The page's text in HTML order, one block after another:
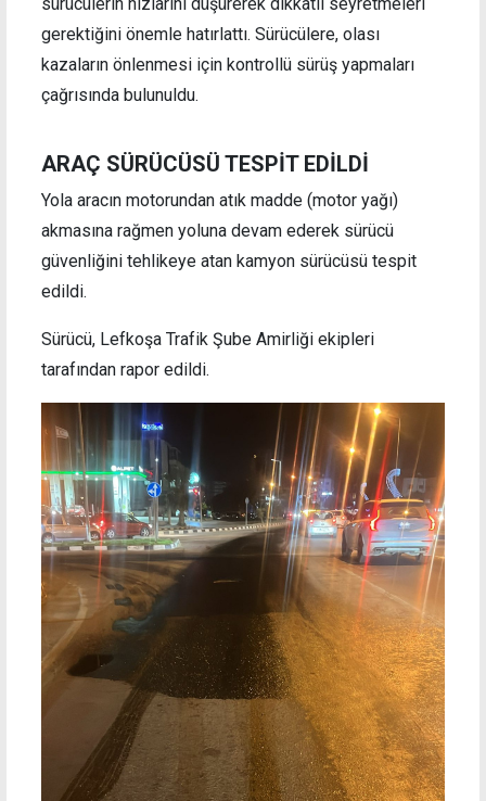
gerektiğini önemle hatırlattı. Sürücülere, olası
kazaların önlenmesi için kontrollü sürüş yapmaları
çağrısında bulunuldu.
ARAÇ SÜRÜCÜSÜ TESPİT EDİLDİ
Yola aracın motorundan atık madde (motor yağı)
akmasına rağmen yoluna devam ederek sürücü
güvenliğini tehlikeye atan kamyon sürücüsü tespit
edildi.
Sürücü, Lefkoşa Trafik Şube Amirliği ekipleri
tarafından rapor edildi.